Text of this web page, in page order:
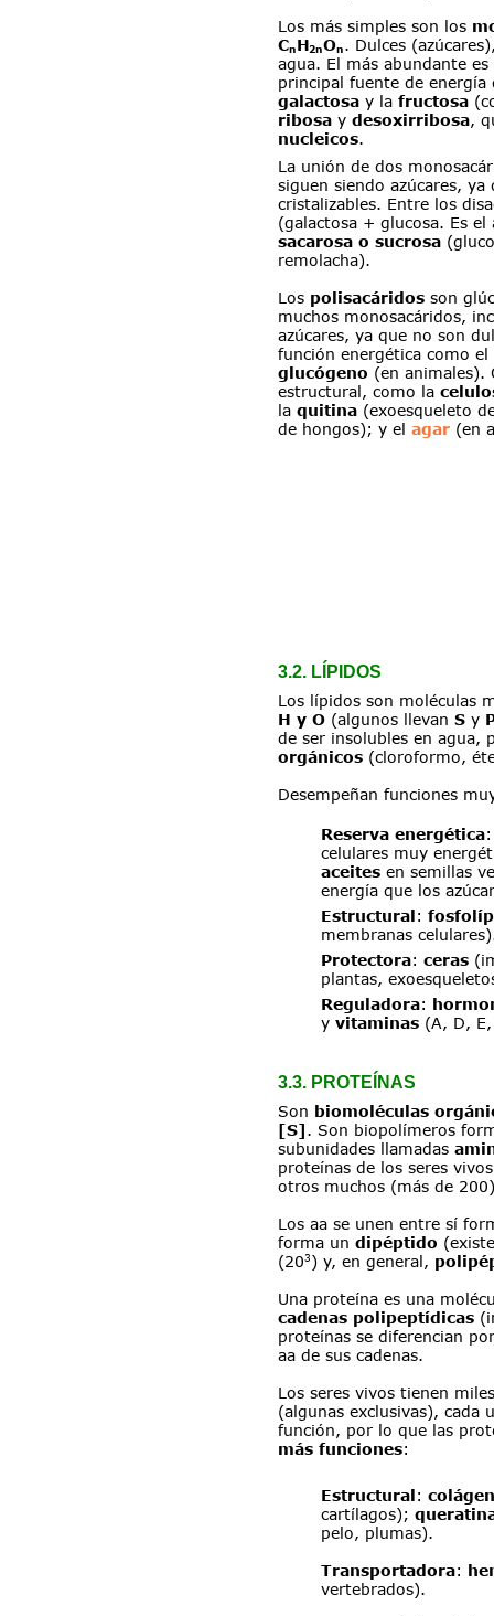
Los más simples son los
CnH2nOn. Dulces
agua. El más abundante
principal fuente de
galactosa y la fructosa
ribosa y desoxirribosa,
nucleicos.
La unión de dos
siguen siendo azúcares,
cristalizables. Entre los
(galactosa + glucosa. Es
sacarosa o sucrosa
remolacha).
Los polisacáridos son
muchos monosacáridos,
azúcares, ya que no son
función energética como el
glucógeno (en animales).
estructural, como la
la quitina (exoesqueleto
de hongos); y el agar (en
3.2. LÍPIDOS
Los lípidos son moléculas
H y O (algunos llevan S y
de ser insolubles en agua,
orgánicos (cloroformo,
Desempeñan funciones
Reserva energética
celulares muy
aceites en semillas
energía que los
Estructural:
membranas
Protectora: ceras
plantas,
Reguladora:
y vitaminas (A, D,
3.3. PROTEÍNAS
Son biomoléculas
[S]. Son biopolímeros
subunidades llamadas
proteínas de los seres
otros muchos (más de
Los aa se unen entre sí
forma un dipéptido
(203) y, en general,
Una proteína es una
cadenas polipeptídicas
proteínas se diferencian
aa de sus cadenas.
Los seres vivos tienen
(algunas exclusivas), cada
función, por lo que las
más funciones:
Estructural:
cartílagos);
pelo, plumas).
Transportadora:
vertebrados).